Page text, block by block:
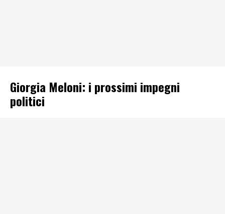
Giorgia Meloni: i prossimi impegni
politici